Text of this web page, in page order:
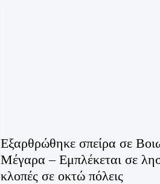
Εξαρθρώθηκε σπείρα σε
Μέγαρα – Εμπλέκεται σε
κλοπές σε οκτώ πόλεις